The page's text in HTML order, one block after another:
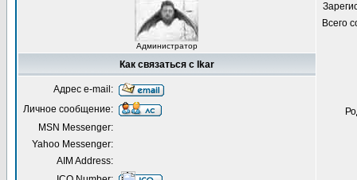
Администратор
Всего
Как связаться с Ikar
Адрес e-mail:
Личное сообщение:
MSN Messenger:
Yahoo Messenger:
AIM Address: